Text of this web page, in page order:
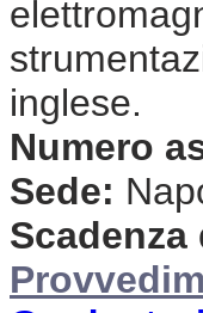
inglese.
Numero
Sede:
Scadenza